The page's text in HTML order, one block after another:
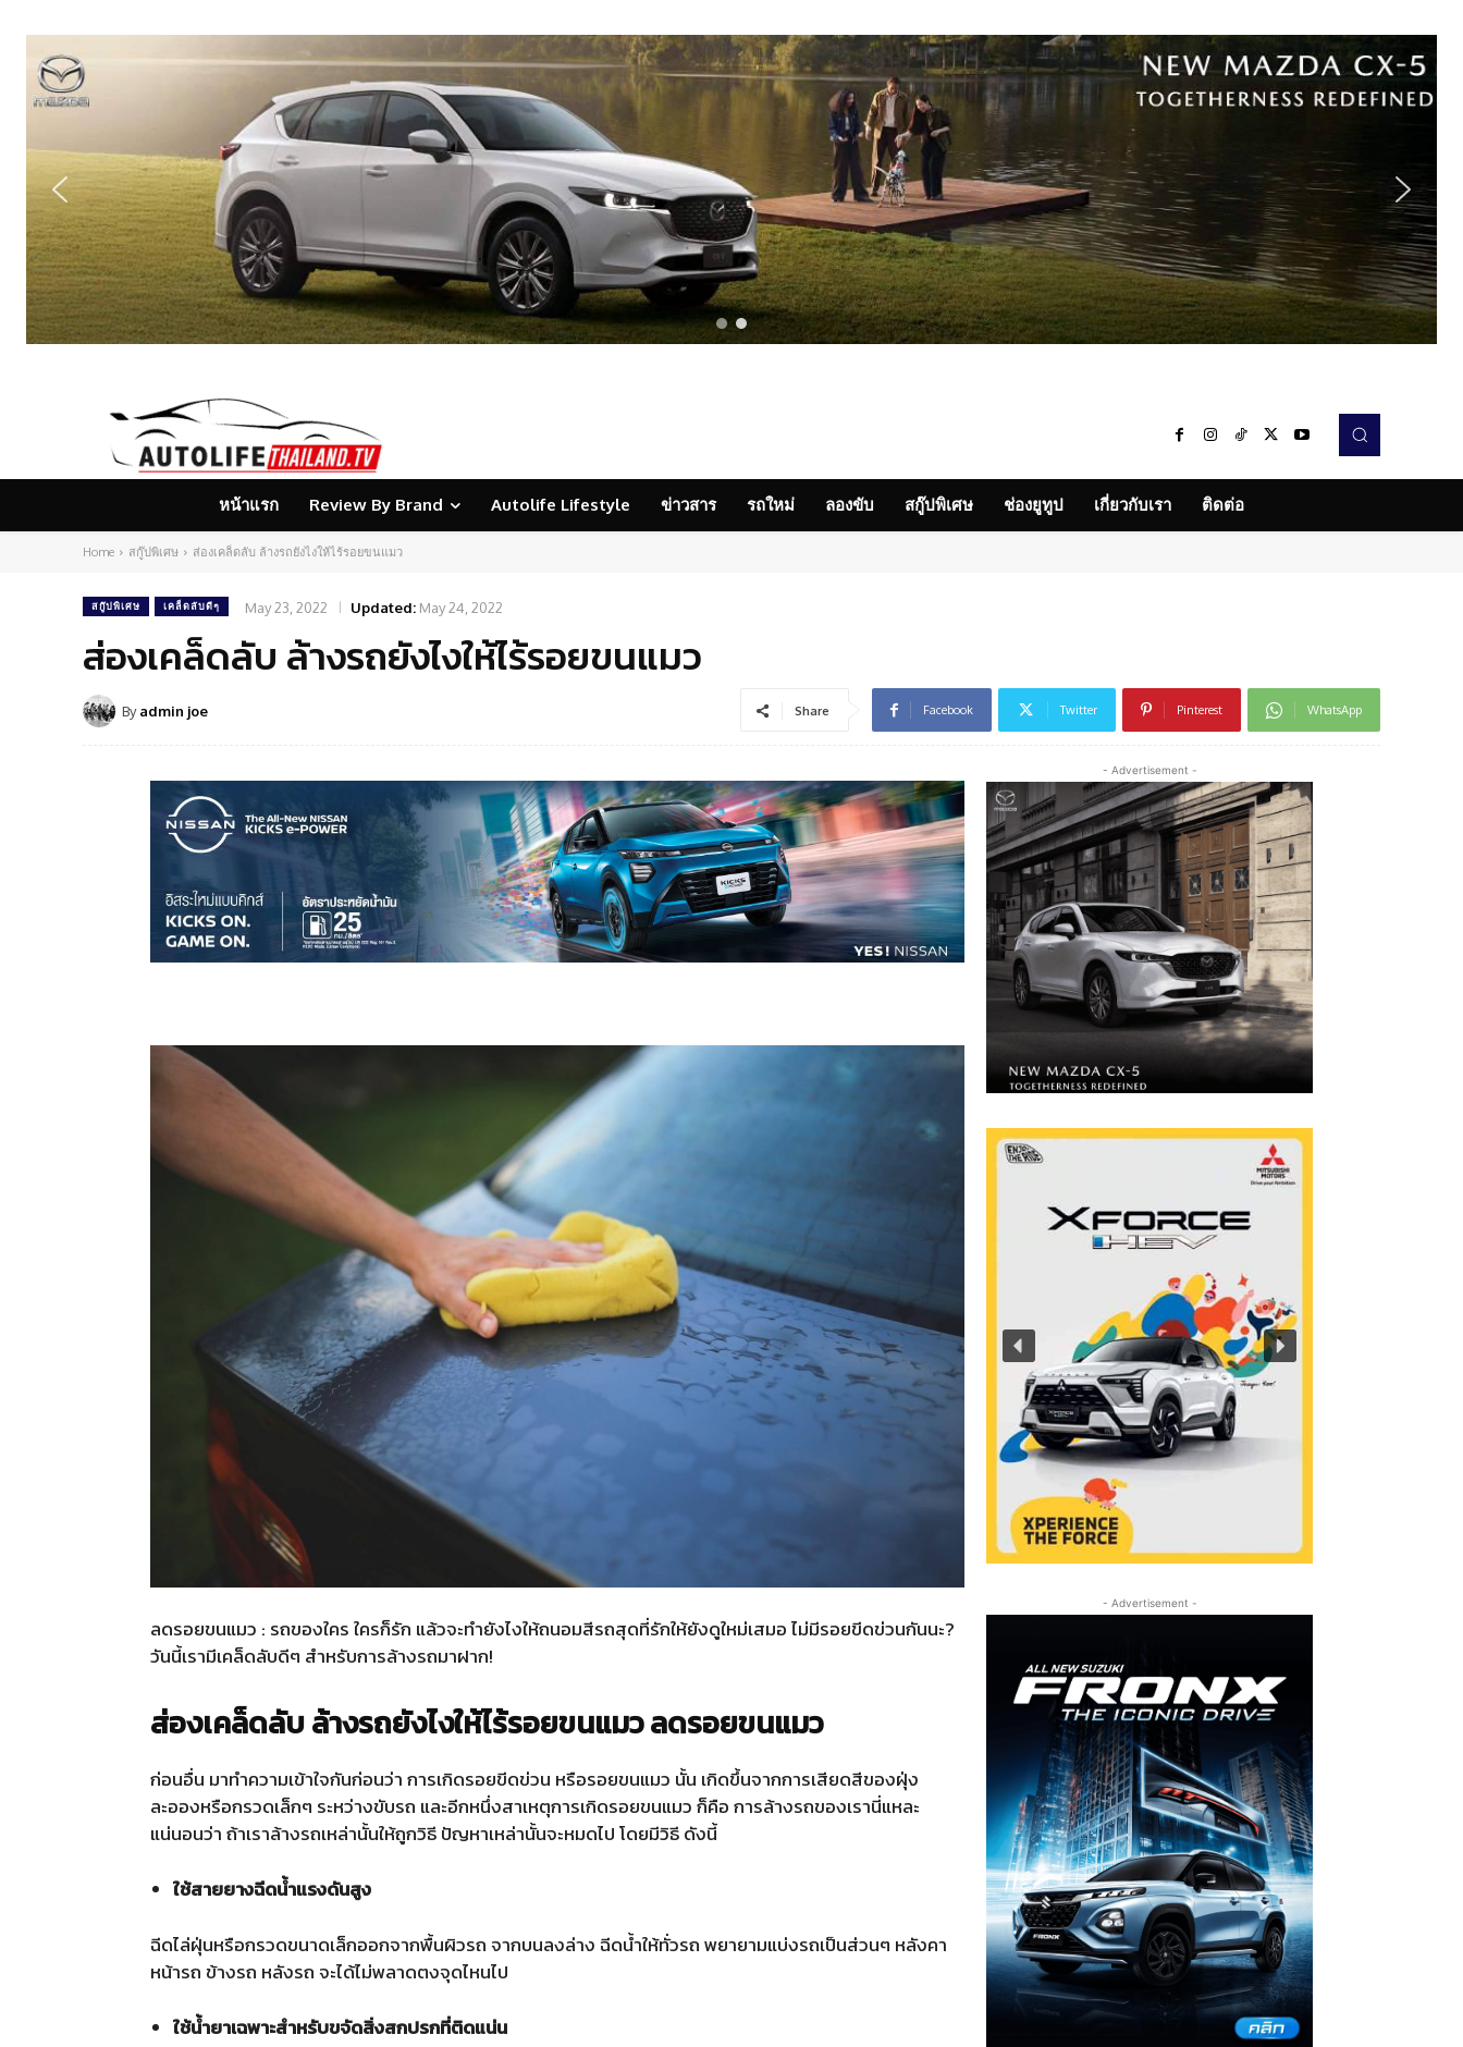
หน้าแรก Review By Brand Autolife Lifestyle ข่าวสาร รถใหม่ ลองขับ สกู๊ปพิเศษ ช่องยูทูป เกี่ยวกับเรา ติดต่อ
Home สกู๊ปพิเศษ ส่องเคล็ดลับ ล้างรถยังไงให้ไร้รอยขนแมว
สกู๊ปพิเศษ เคล็ดลับดีๆ May 23, 2022 Updated: May 24, 2022
ส่องเคล็ดลับ ล้างรถยังไงให้ไร้รอยขนแมว
By admin joe Share Facebook Twitter Pinterest WhatsApp
ลดรอยขนแมว : รถของใคร ใครก็รัก แล้วจะทำยังไงให้ถนอมสีรถสุดที่รักให้ยังดูใหม่เสมอ ไม่มีรอยขีดข่วนกันนะ?
วันนี้เรามีเคล็ดลับดีๆ สำหรับการล้างรถมาฝาก!
ส่องเคล็ดลับ ล้างรถยังไงให้ไร้รอยขนแมว ลดรอยขนแมว
ก่อนอื่น มาทำความเข้าใจกันก่อนว่า การเกิดรอยขีดข่วน หรือรอยขนแมว นั้น เกิดขึ้นจากการเสียดสีของฝุ่ง
ละอองหรือกรวดเล็กๆ ระหว่างขับรถ และอีกหนึ่งสาเหตุการเกิดรอยขนแมว ก็คือ การล้างรถของเรานี่แหละ
แน่นอนว่า ถ้าเราล้างรถเหล่านั้นให้ถูกวิธี ปัญหาเหล่านั้นจะหมดไป โดยมีวิธี ดังนี้
ใช้สายยางฉีดน้ำแรงดันสูง
ฉีดไล่ฝุ่นหรือกรวดขนาดเล็กออกจากพื้นผิวรถ จากบนลงล่าง ฉีดน้ำให้ทั่วรถ พยายามแบ่งรถเป็นส่วนๆ หลังคา
หน้ารถ ข้างรถ หลังรถ จะได้ไม่พลาดตงจุดไหนไป
ใช้น้ำยาเฉพาะสำหรับขจัดสิ่งสกปรกที่ติดแน่น
- Advertisement -
- Advertisement -